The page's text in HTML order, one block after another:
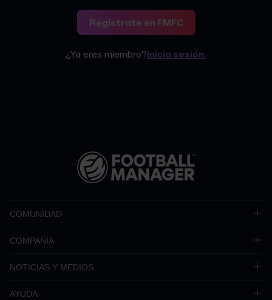
Regístrate en FMFC
¿Ya eres miembro?Inicia sesión.
COMUNIDAD
COMPAÑÍA
NOTICIAS Y MEDIOS
AYUDA